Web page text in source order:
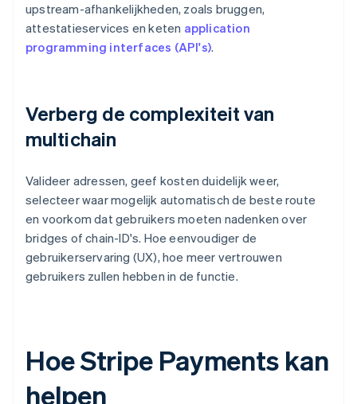
upstream-afhankelijkheden, zoals bruggen,
attestatieservices en keten application
programming interfaces (API's).
Verberg de complexiteit van
multichain
Valideer adressen, geef kosten duidelijk weer,
selecteer waar mogelijk automatisch de beste route
en voorkom dat gebruikers moeten nadenken over
bridges of chain-ID's. Hoe eenvoudiger de
gebruikerservaring (UX), hoe meer vertrouwen
gebruikers zullen hebben in de functie.
Hoe Stripe Payments kan
helpen